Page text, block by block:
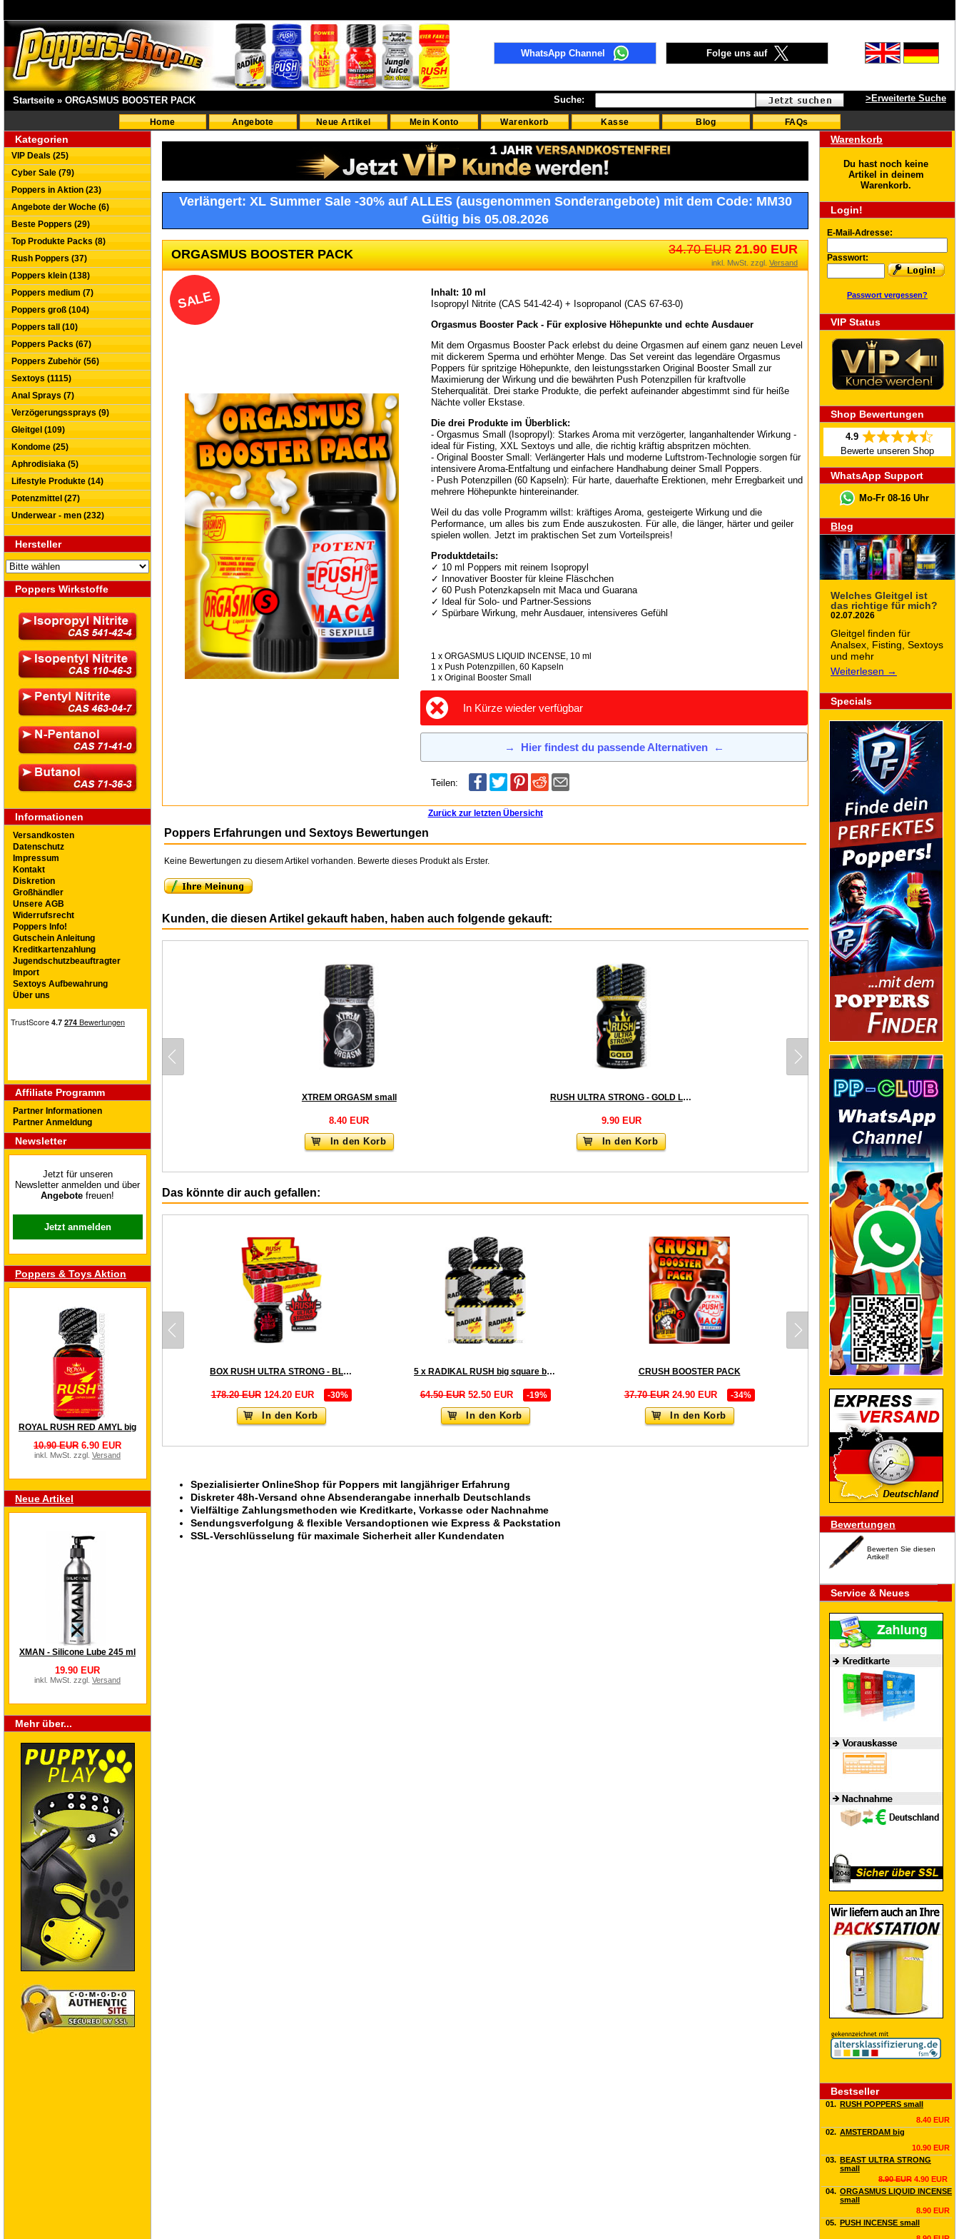
Folge uns auf
WhatsApp Channel
Startseite » ORGASMUS BOOSTER PACK Suche: >Erweiterte Suche
Home Angebote Neue Artikel Mein Konto Warenkorb Kasse Blog FAQs
Kategorien
VIP Deals (25)
Cyber Sale (79)
Poppers in Aktion (23)
Angebote der Woche (6)
Beste Poppers (29)
Top Produkte Packs (8)
Rush Poppers (37)
Poppers klein (138)
Poppers medium (7)
Poppers groß (104)
Poppers tall (10)
Poppers Packs (67)
Poppers Zubehör (56)
Sextoys (1115)
Anal Sprays (7)
Verzögerungssprays (9)
Gleitgel (109)
Kondome (25)
Aphrodisiaka (5)
Lifestyle Produkte (14)
Potenzmittel (27)
Underwear - men (232)
Hersteller
Poppers Wirkstoffe
Informationen
Versandkosten
Datenschutz
Impressum
Kontakt
Diskretion
Großhändler
Unsere AGB
Widerrufsrecht
Poppers Info!
Gutschein Anleitung
Kreditkartenzahlung
Jugendschutzbeauftragter
Import
Sextoys Aufbewahrung
Über uns
Affiliate Programm
Partner Informationen
Partner Anmeldung
Newsletter
Jetzt für unseren
Newsletter anmelden und über
Angebote freuen!
Jetzt anmelden
Poppers & Toys Aktion
ROYAL RUSH RED AMYL big
10.90 EUR 6.90 EUR
inkl. MwSt. zzgl. Versand
Neue Artikel
XMAN - Silicone Lube 245 ml
19.90 EUR
inkl. MwSt. zzgl. Versand
Mehr über...
Verlängert: XL Summer Sale -30% auf ALLES (ausgenommen Sonderangebote) mit dem Code: MM30
Gültig bis 05.08.2026
ORGASMUS BOOSTER PACK 34.70 EUR21.90 EUR
SALE
inkl. MwSt. zzgl. Versand
Inhalt: 10 ml
Isopropyl Nitrite (CAS 541-42-4) + Isopropanol (CAS 67-63-0)
Orgasmus Booster Pack - Für explosive Höhepunkte und echte Ausdauer
Mit dem Orgasmus Booster Pack erlebst du deine Orgasmen auf einem ganz neuen Level
mit dickerem Sperma und erhöhter Menge. Das Set vereint das legendäre Orgasmus
Poppers für spritzige Höhepunkte, den leistungsstarken Original Booster Small zur
Maximierung der Wirkung und die bewährten Push Potenzpillen für kraftvolle
Steherqualität. Drei starke Produkte, die perfekt aufeinander abgestimmt sind für heiße
Nächte voller Ekstase.
Die drei Produkte im Überblick:
- Orgasmus Small (Isopropyl): Starkes Aroma mit verzögerter, langanhaltender Wirkung -
ideal für Fisting, XXL Sextoys und alle, die richtig kräftig abspritzen möchten.
- Original Booster Small: Verlängerter Hals und moderne Luftstrom-Technologie sorgen für
intensivere Aroma-Entfaltung und einfachere Handhabung deiner Small Poppers.
- Push Potenzpillen (60 Kapseln): Für harte, dauerhafte Erektionen, mehr Erregbarkeit und
mehrere Höhepunkte hintereinander.
Weil du das volle Programm willst: kräftiges Aroma, gesteigerte Wirkung und die
Performance, um alles bis zum Ende auszukosten. Für alle, die länger, härter und geiler
spielen wollen. Jetzt im praktischen Set zum Vorteilspreis!
Produktdetails:
✓ 10 ml Poppers mit reinem Isopropyl
✓ Innovativer Booster für kleine Fläschchen
✓ 60 Push Potenzkapseln mit Maca und Guarana
✓ Ideal für Solo- und Partner-Sessions
✓ Spürbare Wirkung, mehr Ausdauer, intensiveres Gefühl
1 x ORGASMUS LIQUID INCENSE, 10 ml
1 x Push Potenzpillen, 60 Kapseln
1 x Original Booster Small
In Kürze wieder verfügbar
→ Hier findest du passende Alternativen ←
Teilen:
Zurück zur letzten Übersicht
Poppers Erfahrungen und Sextoys Bewertungen
Keine Bewertungen zu diesem Artikel vorhanden. Bewerte dieses Produkt als Erster.
Kunden, die diesen Artikel gekauft haben, haben auch folgende gekauft:
XTREM ORGASM small
8.40 EUR
In den Korb
RUSH ULTRA STRONG - GOLD LABEL small
9.90 EUR
In den Korb
Das könnte dir auch gefallen:
BOX RUSH ULTRA STRONG - BLACK LABEL small - 18x
178.20 EUR124.20 EUR -30%
In den Korb
5 x RADIKAL RUSH big square bottle - PACK
64.50 EUR52.50 EUR -19%
In den Korb
CRUSH BOOSTER PACK
37.70 EUR24.90 EUR -34%
In den Korb
Spezialisierter OnlineShop für Poppers mit langjähriger Erfahrung
Diskreter 48h-Versand ohne Absenderangabe innerhalb Deutschlands
Vielfältige Zahlungsmethoden wie Kreditkarte, Vorkasse oder Nachnahme
Sendungsverfolgung & flexible Versandoptionen wie Express & Packstation
SSL-Verschlüsselung für maximale Sicherheit aller Kundendaten
Warenkorb
Du hast noch keine
Artikel in deinem
Warenkorb.
Login!
E-Mail-Adresse:
Passwort:
Passwort vergessen?
VIP Status
Shop Bewertungen
4.9
Bewerte unseren Shop
WhatsApp Support
Mo-Fr 08-16 Uhr
Blog
Welches Gleitgel ist
das richtige für mich?
02.07.2026
Gleitgel finden für
Analsex, Fisting, Sextoys
und mehr
Weiterlesen →
Specials
Bewertungen
Bewerten Sie diesen
Artikel!
Service & Neues
Bestseller
01. RUSH POPPERS small
8.40 EUR
02. AMSTERDAM big
10.90 EUR
03. BEAST ULTRA STRONG
small
8.90 EUR 4.90 EUR
04. ORGASMUS LIQUID INCENSE
small
8.90 EUR
05. PUSH INCENSE small